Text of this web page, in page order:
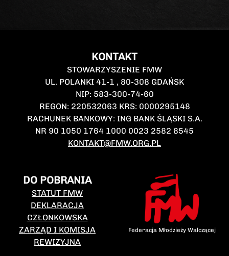
KONTAKT
STOWARZYSZENIE FMW
UL. POLANKI 41-1 , 80-308 GDAŃSK
NIP: 583-300-74-60
REGON: 220532063 KRS: 0000295148
RACHUNEK BANKOWY: ING BANK ŚLĄSKI S.A.
NR 90 1050 1764 1000 0023 2582 8545
KONTAKT@FMW.ORG.PL
DO POBRANIA
STATUT FMW
DEKLARACJA
CZŁONKOWSKA
ZARZĄD I KOMISJA
REWIZYJNA
Federacja Młodzieży Walczącej